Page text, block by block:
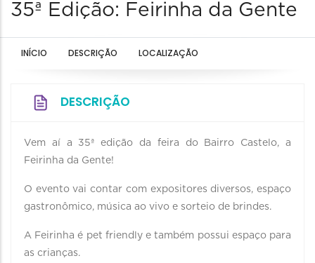
35ª Edição: Feirinha da Gente
INÍCIO DESCRIÇÃO LOCALIZAÇÃO
DESCRIÇÃO
Vem aí a 35ª edição da feira do Bairro Castelo, a
Feirinha da Gente!
O evento vai contar com expositores diversos, espaço
gastronômico, música ao vivo e sorteio de brindes.
A Feirinha é pet friendly e também possui espaço para
as crianças.